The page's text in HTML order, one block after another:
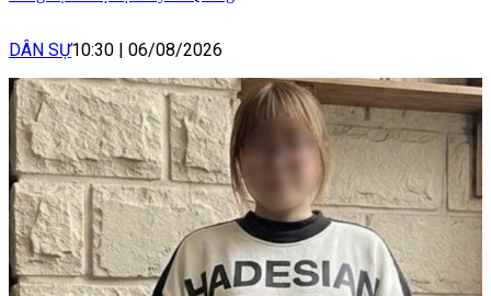
DÂN SỰ10:30 06/08/2026